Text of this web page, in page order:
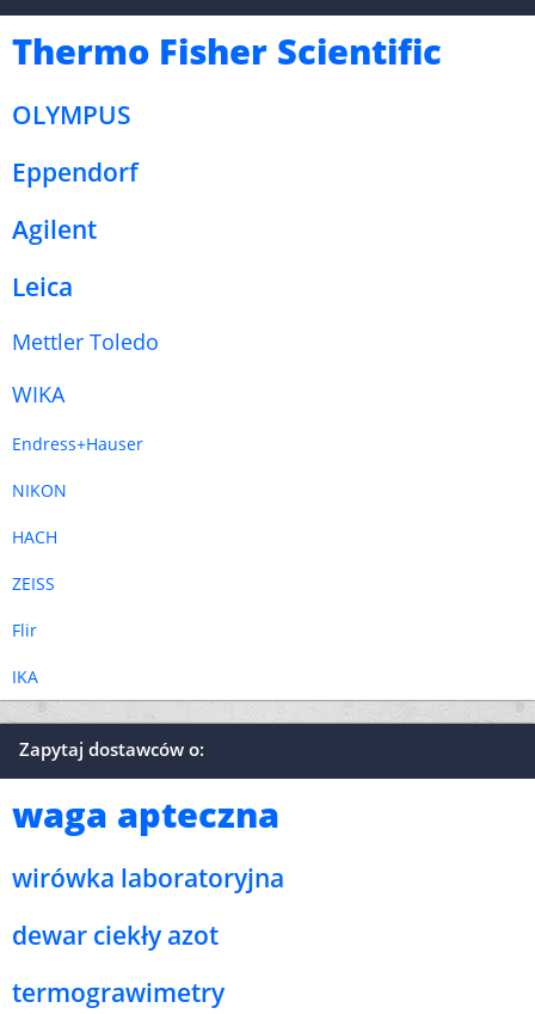
Thermo Fisher Scientific
OLYMPUS
Eppendorf
Agilent
Leica
Mettler Toledo
WIKA
Endress+Hauser
NIKON
HACH
ZEISS
Flir
IKA
Zapytaj dostawców o:
waga apteczna
wirówka laboratoryjna
dewar ciekły azot
termograwimetry